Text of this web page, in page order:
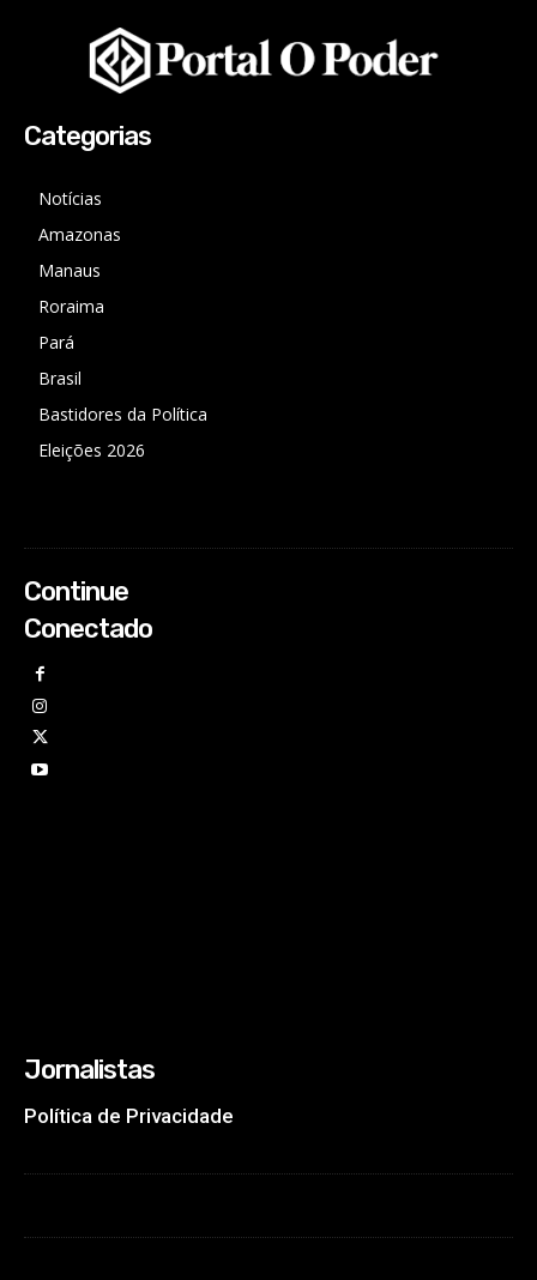
Categorias
Notícias
Amazonas
Manaus
Roraima
Pará
Brasil
Bastidores da Política
Eleições 2026
Continue
Conectado
Jornalistas
Política de Privacidade